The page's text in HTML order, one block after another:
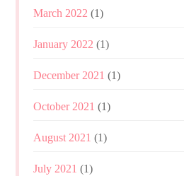
March 2022 (1)
January 2022 (1)
December 2021 (1)
October 2021 (1)
August 2021 (1)
July 2021 (1)